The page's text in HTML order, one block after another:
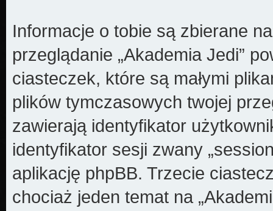
Informacje o tobie są zbierane
przeglądanie „Akademia Jedi”
ciasteczek, które są małymi
plików tymczasowych twojej
zawierają identyfikator
identyfikator sesji zwany
aplikację phpBB. Trzecie
chociaż jeden temat na